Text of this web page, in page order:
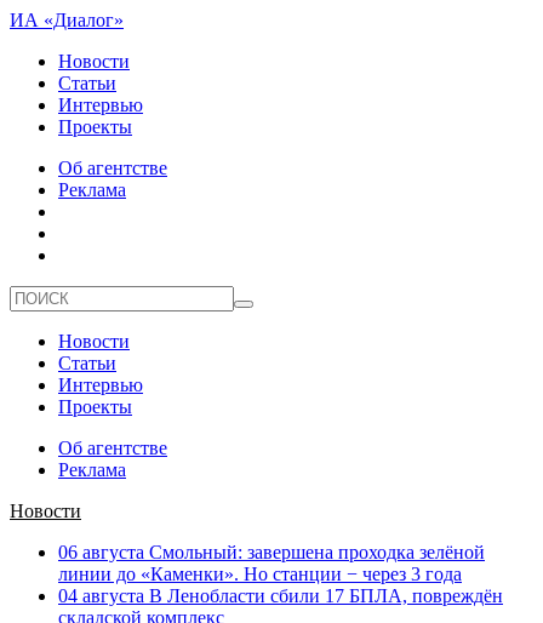
ИА «Диалог»
Новости
Статьи
Интервью
Проекты
Об агентстве
Реклама
Новости
Статьи
Интервью
Проекты
Об агентстве
Реклама
Новости
06 августа Смольный: завершена проходка зелёной
линии до «Каменки». Но станции − через 3 года
04 августа В Ленобласти сбили 17 БПЛА, повреждён
складской комплекс